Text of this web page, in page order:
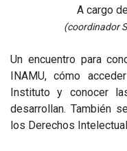
A cargo
(coordinador
Un encuentro para
INAMU, cómo
Instituto y conocer
desarrollan. También
los Derechos